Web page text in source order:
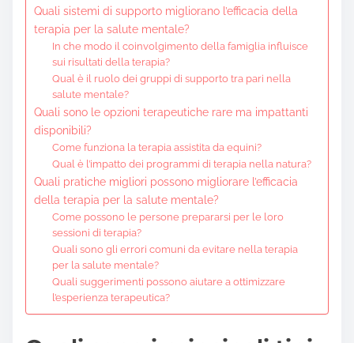
Quali sistemi di supporto migliorano l’efficacia della
terapia per la salute mentale?
In che modo il coinvolgimento della famiglia influisce
sui risultati della terapia?
Qual è il ruolo dei gruppi di supporto tra pari nella
salute mentale?
Quali sono le opzioni terapeutiche rare ma impattanti
disponibili?
Come funziona la terapia assistita da equini?
Qual è l’impatto dei programmi di terapia nella natura?
Quali pratiche migliori possono migliorare l’efficacia
della terapia per la salute mentale?
Come possono le persone prepararsi per le loro
sessioni di terapia?
Quali sono gli errori comuni da evitare nella terapia
per la salute mentale?
Quali suggerimenti possono aiutare a ottimizzare
l’esperienza terapeutica?